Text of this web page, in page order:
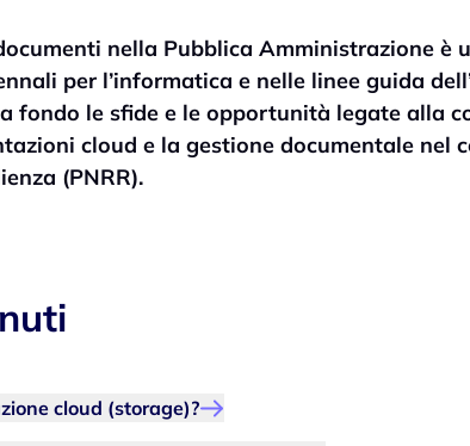
nella Pubblica Amministrazione è
per l’informatica e nelle linee guida
fondo le sfide e le opportunità legate alla
cloud e la gestione documentale nel
(PNRR).
cloud (storage)?